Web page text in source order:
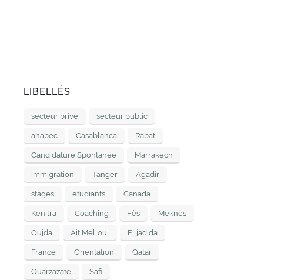
LIBELLÉS
secteur privé secteur public
anapec Casablanca Rabat
Candidature Spontanée Marrakech
immigration Tanger Agadir
stages etudiants Canada
Kenitra Coaching Fès Meknès
Oujda Ait Melloul El jadida
France Orientation Qatar
Ouarzazate Safi